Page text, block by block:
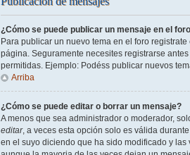
¿Cómo se puede publicar un mensaje en el
Para publicar un nuevo tema en el foro
página. Seguramente necesites registrarse
permitidas. Ejemplo: Podéss publicar nuevos
Arriba
¿Cómo se puede editar o borrar un mensaje?
A menos que sea administrador o moderador,
editar, a veces esta opción solo es válida
en el suyo diciendo que ha sido modificado y